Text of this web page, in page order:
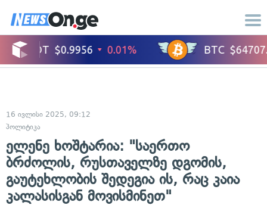
16 ივლისი 2025, 09:12
პოლიტიკა
ელენე ხოშტარია: "საერთო
ბრძოლის, რუსთაველზე დგომის,
გაუტეხლობის შედეგია ის, რაც კაია
კალასისგან მოვისმინეთ"